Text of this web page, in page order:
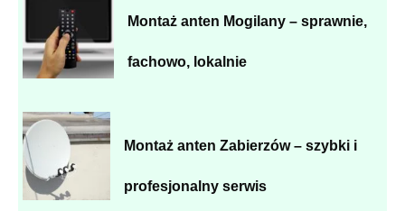
Montaż anten Mogilany – sprawnie,
fachowo, lokalnie
Montaż anten Zabierzów – szybki i
profesjonalny serwis